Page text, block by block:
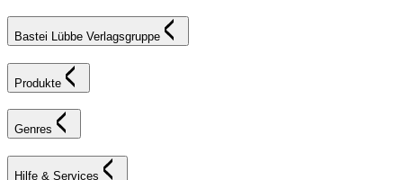
Bastei Lübbe Verlagsgruppe
Produkte
Genres
Hilfe & Services